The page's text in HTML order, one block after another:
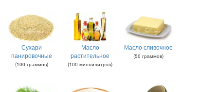
Сухари
панировочные
(100 граммов)
Масло
растительное
(100 миллилитров)
Масло сливочное
(50 граммов)